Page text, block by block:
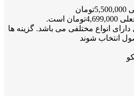
قیمت اصلی 5,500,000تومان
است.
انواع مختلفی می باشد. گزینه ها
انتخاب شوند